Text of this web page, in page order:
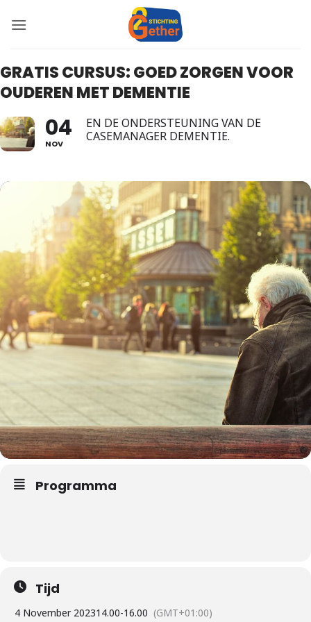
naar
GRATIS CURSUS: GOED ZORGEN VOOR
OUDEREN MET DEMENTIE
04
NOV
EN DE ONDERSTEUNING VAN DE
CASEMANAGER DEMENTIE.
Programma
Tijd
4 November 202314.00-16.00 (GMT+01:00)